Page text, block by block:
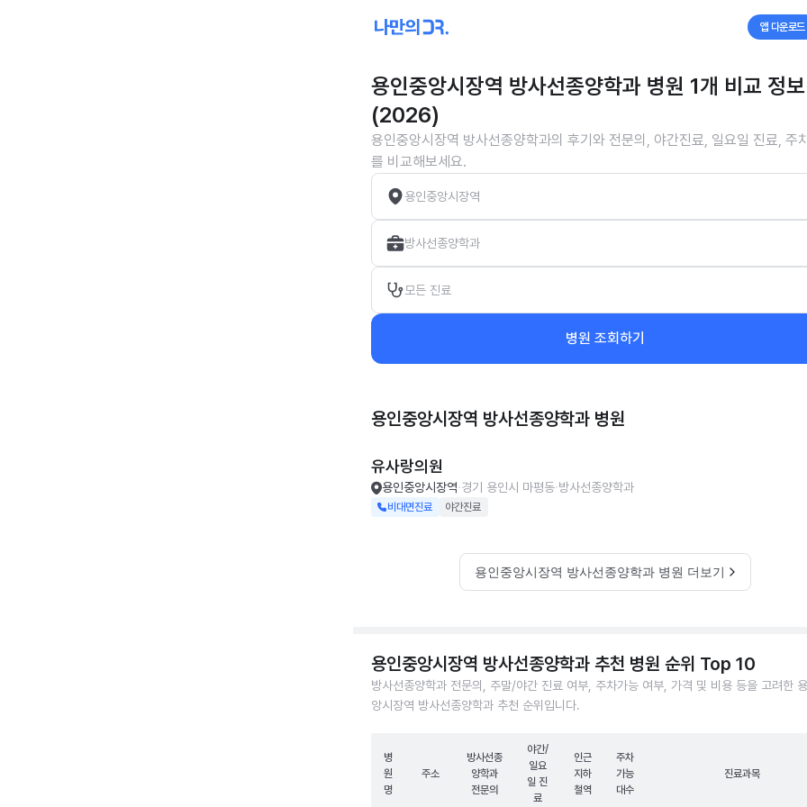
앱 다운로드
용인중앙시장역 방사선종양학과 병원 1개 비교 정보
(2026)
용인중앙시장역 방사선종양학과의 후기와 전문의, 야간진료, 일요일 진료, 주
를 비교해보세요.
용인중앙시장역
방사선종양학과
모든 진료
병원 조회하기
용인중앙시장역 방사선종양학과 병원
유사랑의원
용인중앙시장역 경기 용인시 마평동 방사선종양학과
비대면진료 야간진료
용인중앙시장역 방사선종양학과 병원 더보기
용인중앙시장역 방사선종양학과 추천 병원 순위 Top 10
방사선종양학과 전문의, 주말/야간 진료 여부, 주차가능 여부, 가격 및 비용 등을 고려한
앙시장역 방사선종양학과 추천 순위입니다.
병
원
명
주소
방사선종
양학과
전문의
야간/
일요
일 진
료
인근
지하
철역
주차
가능
대수
진료과목